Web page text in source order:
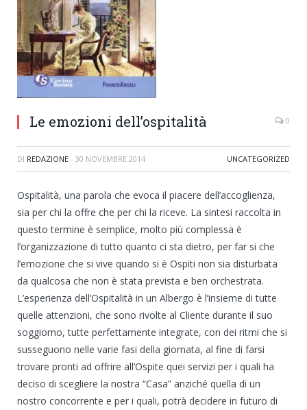
Le emozioni dell’ospitalità 0
DI REDAZIONE - 30 NOVEMBRE 2014 UNCATEGORIZED
Ospitalità, una parola che evoca il piacere dell’accoglienza,
sia per chi la offre che per chi la riceve. La sintesi raccolta in
questo termine è semplice, molto più complessa è
l’organizzazione di tutto quanto ci sta dietro, per far si che
l’emozione che si vive quando si è Ospiti non sia disturbata
da qualcosa che non è stata prevista e ben orchestrata.
L’esperienza dell’Ospitalità in un Albergo è l’insieme di tutte
quelle attenzioni, che sono rivolte al Cliente durante il suo
soggiorno, tutte perfettamente integrate, con dei ritmi che si
susseguono nelle varie fasi della giornata, al fine di farsi
trovare pronti ad offrire all’Ospite quei servizi per i quali ha
deciso di scegliere la nostra “Casa” anziché quella di un
nostro concorrente e per i quali, potrà decidere in futuro di